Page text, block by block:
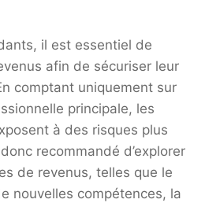
il est essentiel de
afin de sécuriser leur
comptant uniquement sur
principale, les
à des risques plus
recommandé d’explorer
de revenus, telles que le
nouvelles compétences, la